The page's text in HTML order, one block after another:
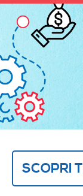
SCOPRI